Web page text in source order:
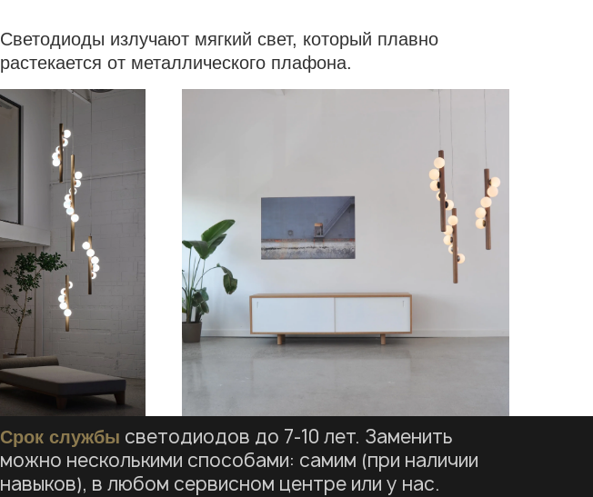
Светодиоды излучают мягкий свет, который плавно
растекается от металлического плафона.
Срок службы светодиодов до 7-10 лет. Заменить
можно несколькими способами: самим (при наличии
навыков), в любом сервисном центре или у нас.